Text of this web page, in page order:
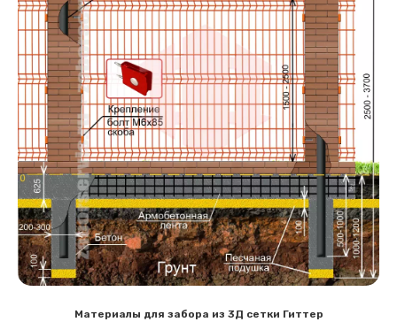
Материалы для забора из 3Д сетки Гиттер